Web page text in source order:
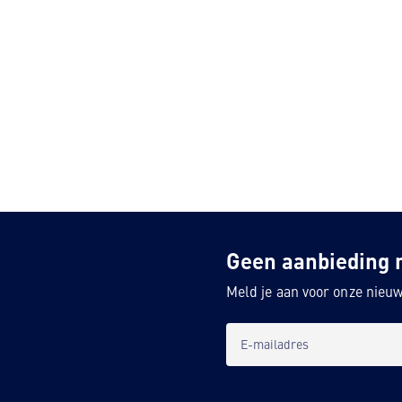
Geen aanbieding
Meld je aan voor onze
E-mailadres